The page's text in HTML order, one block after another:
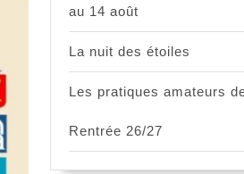
au 14 août
La nuit des étoiles
Les pratiques amateurs
Rentrée 26/27